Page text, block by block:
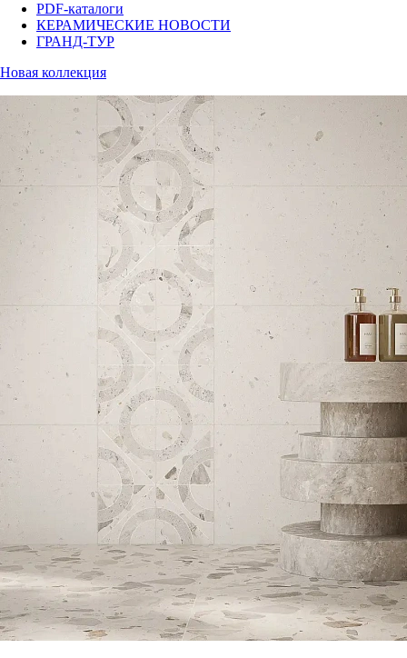
PDF-каталоги
КЕРАМИЧЕСКИЕ НОВОСТИ
ГРАНД-ТУР
Новая коллекция